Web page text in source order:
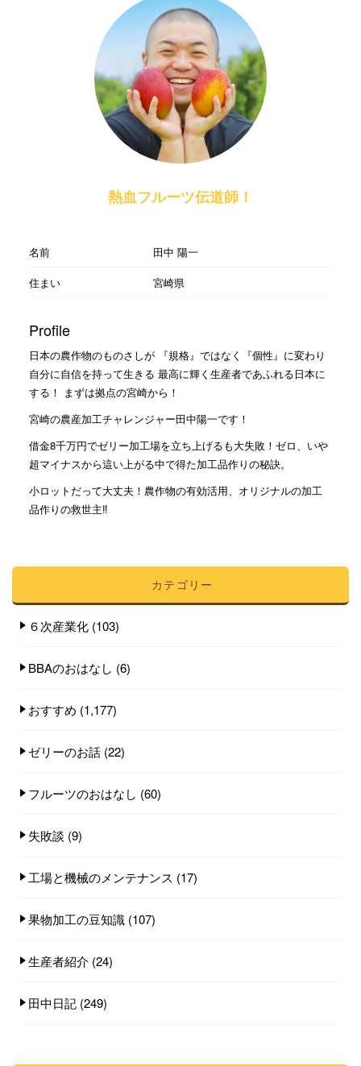
熱血フルーツ伝道師！
名前
田中 陽一
住まい
宮崎県
Profile
日本の農作物のものさしが 『規格』ではなく『個性』に変わり
自分に自信を持って生きる 最高に輝く生産者であふれる日本に
する！ まずは拠点の宮崎から！
宮崎の農産加工チャレンジャー田中陽一です！
借金8千万円でゼリー加工場を立ち上げるも大失敗！ゼロ、いや
超マイナスから這い上がる中で得た加工品作りの秘訣。
小ロットだって大丈夫！農作物の有効活用、オリジナルの加工
品作りの救世主‼︎
カテゴリー
６次産業化 (103)
BBAのおはなし (6)
おすすめ (1,177)
ゼリーのお話 (22)
フルーツのおはなし (60)
失敗談 (9)
工場と機械のメンテナンス (17)
果物加工の豆知識 (107)
生産者紹介 (24)
田中日記 (249)